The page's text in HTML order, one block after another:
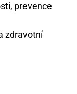
prevence
zdravotní